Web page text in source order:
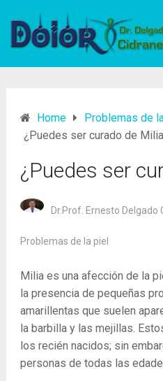
Home
Problemas de
¿Puedes ser curado de
¿Puedes ser
Dr.Prof. Ernesto Delgado
Problemas de la piel
Milia es una afección de la
la presencia de pequeñas
amarillentas que suelen
la barbilla y las mejillas.
los recién nacidos; sin
personas de todas las